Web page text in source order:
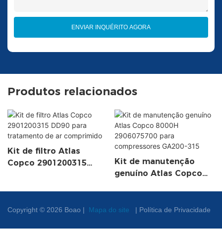
ENVIAR INQUÉRITO AGORA
Produtos relacionados
Kit de filtro Atlas
Copco 2901200315
Kit de manutenção
genuíno Atlas Copco
315
Copyright © 2026 Boao | Mapa do site | Política de Privacidade